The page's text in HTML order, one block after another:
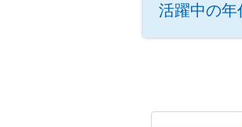
活躍中の年